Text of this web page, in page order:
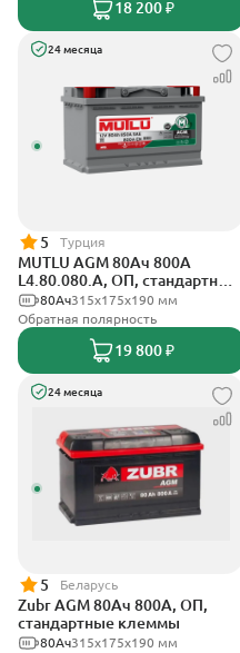
18 200 ₽
24 месяца
5 Турция
MUTLU AGM 80Ач 800A
L4.80.080.A, ОП, стандартные
клеммы315x175x190 мм
80Ач
Обратная полярность
19 800 ₽
24 месяца
5 Беларусь
Zubr AGM 80Ач 800А, ОП,
стандартные клеммы
315x175x190 мм
80Ач